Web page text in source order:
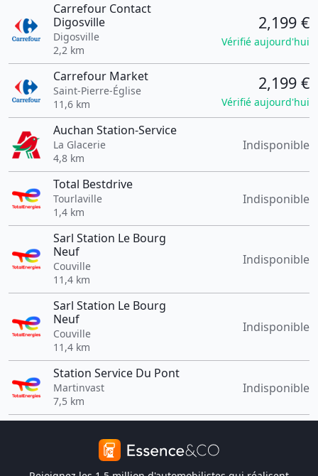
Carrefour Contact
Digosville
Digosville
2,2 km
2,199 €
Vérifié aujourd'hui
Carrefour Market
Saint-Pierre-Église
11,6 km
2,199 €
Vérifié aujourd'hui
Auchan Station-Service
La Glacerie
4,8 km
Indisponible
Total Bestdrive
Tourlaville
1,4 km
Indisponible
Sarl Station Le Bourg
Neuf
Couville
11,4 km
Indisponible
Sarl Station Le Bourg
Neuf
Couville
11,4 km
Indisponible
Station Service Du Pont
Martinvast
7,5 km
Indisponible